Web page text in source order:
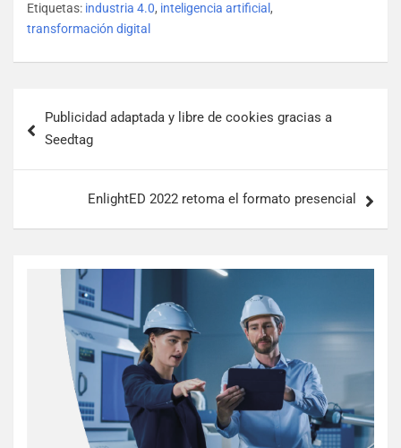
Etiquetas: industria 4.0, inteligencia artificial ,
transformación digital
Publicidad adaptada y libre de cookies gracias a
Seedtag
EnlightED 2022 retoma el formato presencial